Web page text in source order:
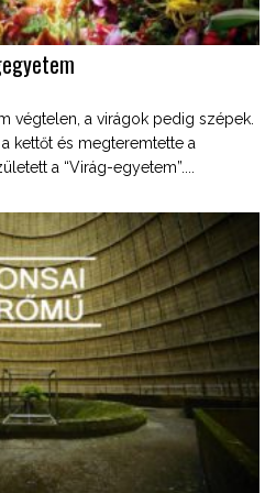
végtelen, a virágok pedig szépek.
kettőt és megteremtette a
a “Virág-egyetem”....